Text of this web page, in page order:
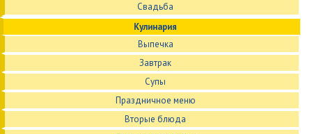
Свадьба
Кулинария
Выпечка
Завтрак
Супы
Праздничное меню
Вторые блюда